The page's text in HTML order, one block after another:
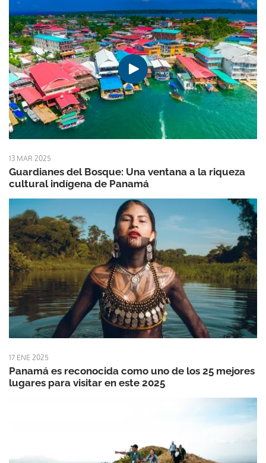
13 MAR 2025
Guardianes del Bosque: Una ventana a la riqueza
cultural indígena de Panamá
17 ENE 2025
Panamá es reconocida como uno de los 25 mejores
lugares para visitar en este 2025